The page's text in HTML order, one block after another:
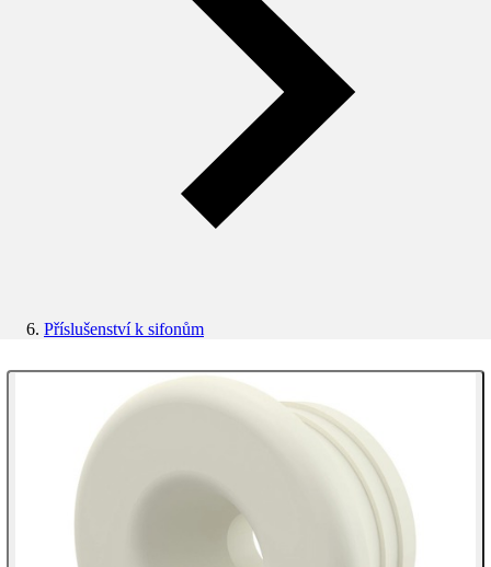
Příslušenství k sifonům